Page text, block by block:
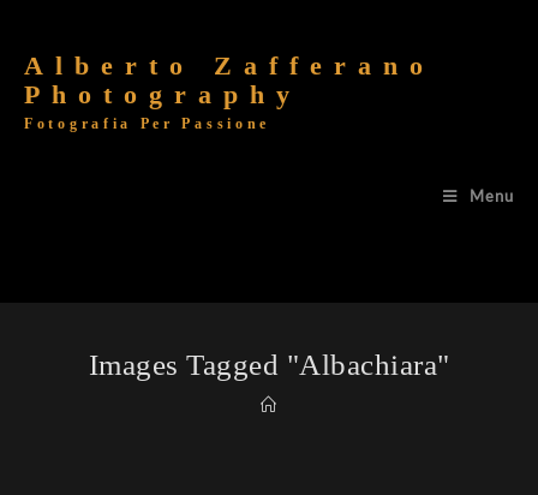
Alberto Zafferano
Photography
Fotografia Per Passione
Menu
Images Tagged "albachiara"